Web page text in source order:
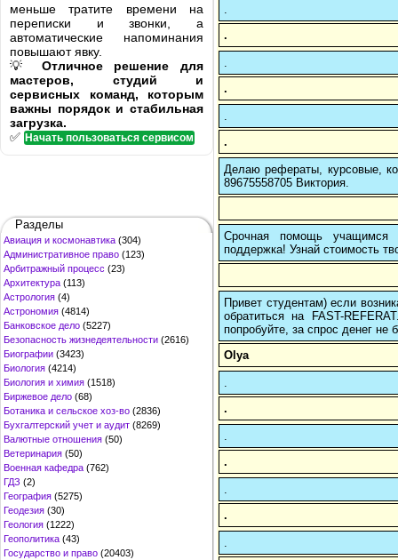
меньше тратите времени на
переписки и звонки, а
автоматические напоминания
повышают явку.
💡 Отличное решение для
мастеров, студий и
сервисных команд, которым
важны порядок и стабильная
загрузка.
✅ Начать пользоваться сервисом
Разделы
Авиация и космонавтика (304)
Административное право (123)
Арбитражный процесс (23)
Архитектура (113)
Астрология (4)
Астрономия (4814)
Банковское дело (5227)
Безопасность жизнедеятельности (2616)
Биографии (3423)
Биология (4214)
Биология и химия (1518)
Биржевое дело (68)
Ботаника и сельское хоз-во (2836)
Бухгалтерский учет и аудит (8269)
Валютные отношения (50)
Ветеринария (50)
Военная кафедра (762)
ГДЗ (2)
География (5275)
Геодезия (30)
Геология (1222)
Геополитика (43)
Государство и право (20403)
.
.
.
Делаю рефераты, курсовые,
89675558705 Виктория.
Срочная помощь учащимся в
поддержка! Узнай стоимость
Привет студентам) если
обратиться на FAST-
попробуйте, за спрос денег не
Olya
.
.
.